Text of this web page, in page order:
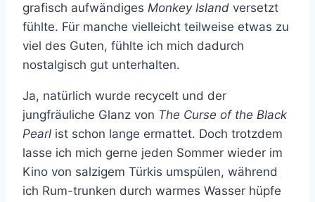
grafisch aufwändiges Monkey Island versetzt
fühlte. Für manche vielleicht teilweise etwas zu
viel des Guten, fühlte ich mich dadurch
nostalgisch gut unterhalten.
Ja, natürlich wurde recycelt und der
jungfräuliche Glanz von The Curse of the Black
Pearl ist schon lange ermattet. Doch trotzdem
lasse ich mich gerne jeden Sommer wieder im
Kino von salzigem Türkis umspülen, während
ich Rum-trunken durch warmes Wasser hüpfe